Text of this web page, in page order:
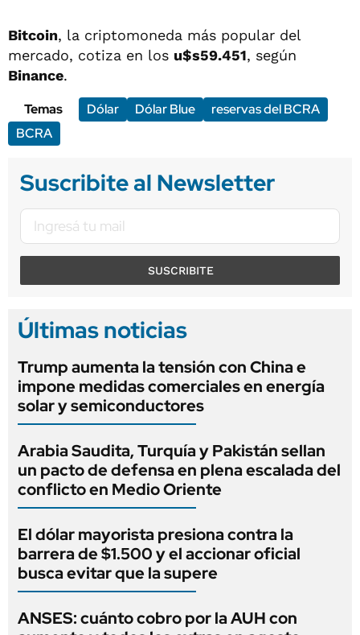
Bitcoin, la criptomoneda más popular del
mercado, cotiza en los u$s59.451, según
Binance.
Temas
Dólar Dólar Blue
reservas del BCRA
BCRA
Suscribite al Newsletter
SUSCRIBITE
Últimas noticias
Trump aumenta la tensión con China e
impone medidas comerciales en energía
solar y semiconductores
Arabia Saudita, Turquía y Pakistán sellan
un pacto de defensa en plena escalada del
conflicto en Medio Oriente
El dólar mayorista presiona contra la
barrera de $1.500 y el accionar oficial
busca evitar que la supere
ANSES: cuánto cobro por la AUH con